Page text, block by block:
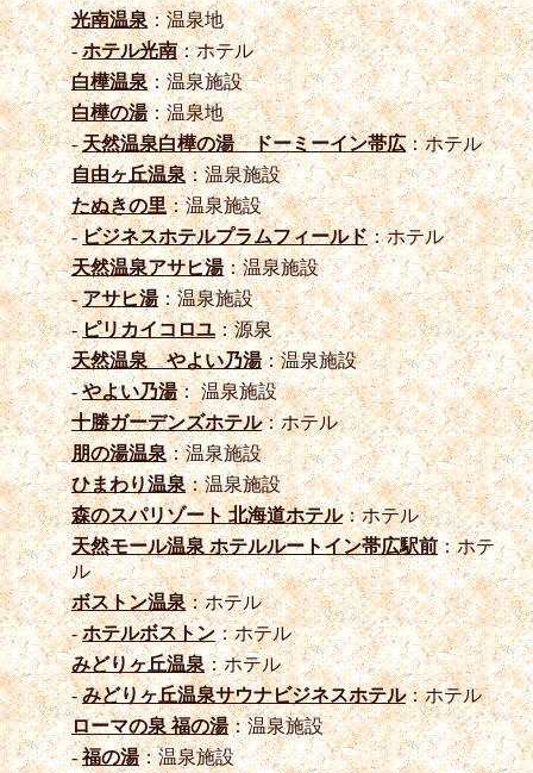
光南温泉：温泉地
-ホテル光南：ホテル
白樺温泉：温泉施設
白樺の湯：温泉地
-天然温泉白樺の湯 ドーミーイン帯広：ホテル
自由ヶ丘温泉：温泉施設
たぬきの里：温泉施設
-ビジネスホテルプラムフィールド：ホテル
天然温泉アサヒ湯：温泉施設
-アサヒ湯：温泉施設
-ピリカイコロユ：源泉
天然温泉 やよい乃湯：温泉施設
-やよい乃湯： 温泉施設
十勝ガーデンズホテル：ホテル
朋の湯温泉：温泉施設
ひまわり温泉：温泉施設
森のスパリゾート 北海道ホテル：ホテル
天然モール温泉 ホテルルートイン帯広駅前：ホテ
ル
ボストン温泉：ホテル
-ホテルボストン：ホテル
みどりヶ丘温泉：ホテル
-みどりヶ丘温泉サウナビジネスホテル：ホテル
ローマの泉 福の湯：温泉施設
-福の湯：温泉施設